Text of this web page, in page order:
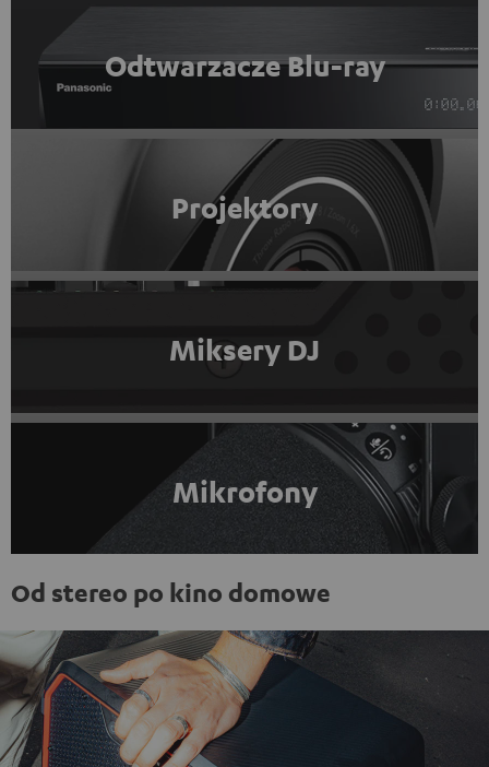
Odtwarzacze Blu-ray
Projektory
Miksery DJ
Mikrofony
Od stereo po kino domowe